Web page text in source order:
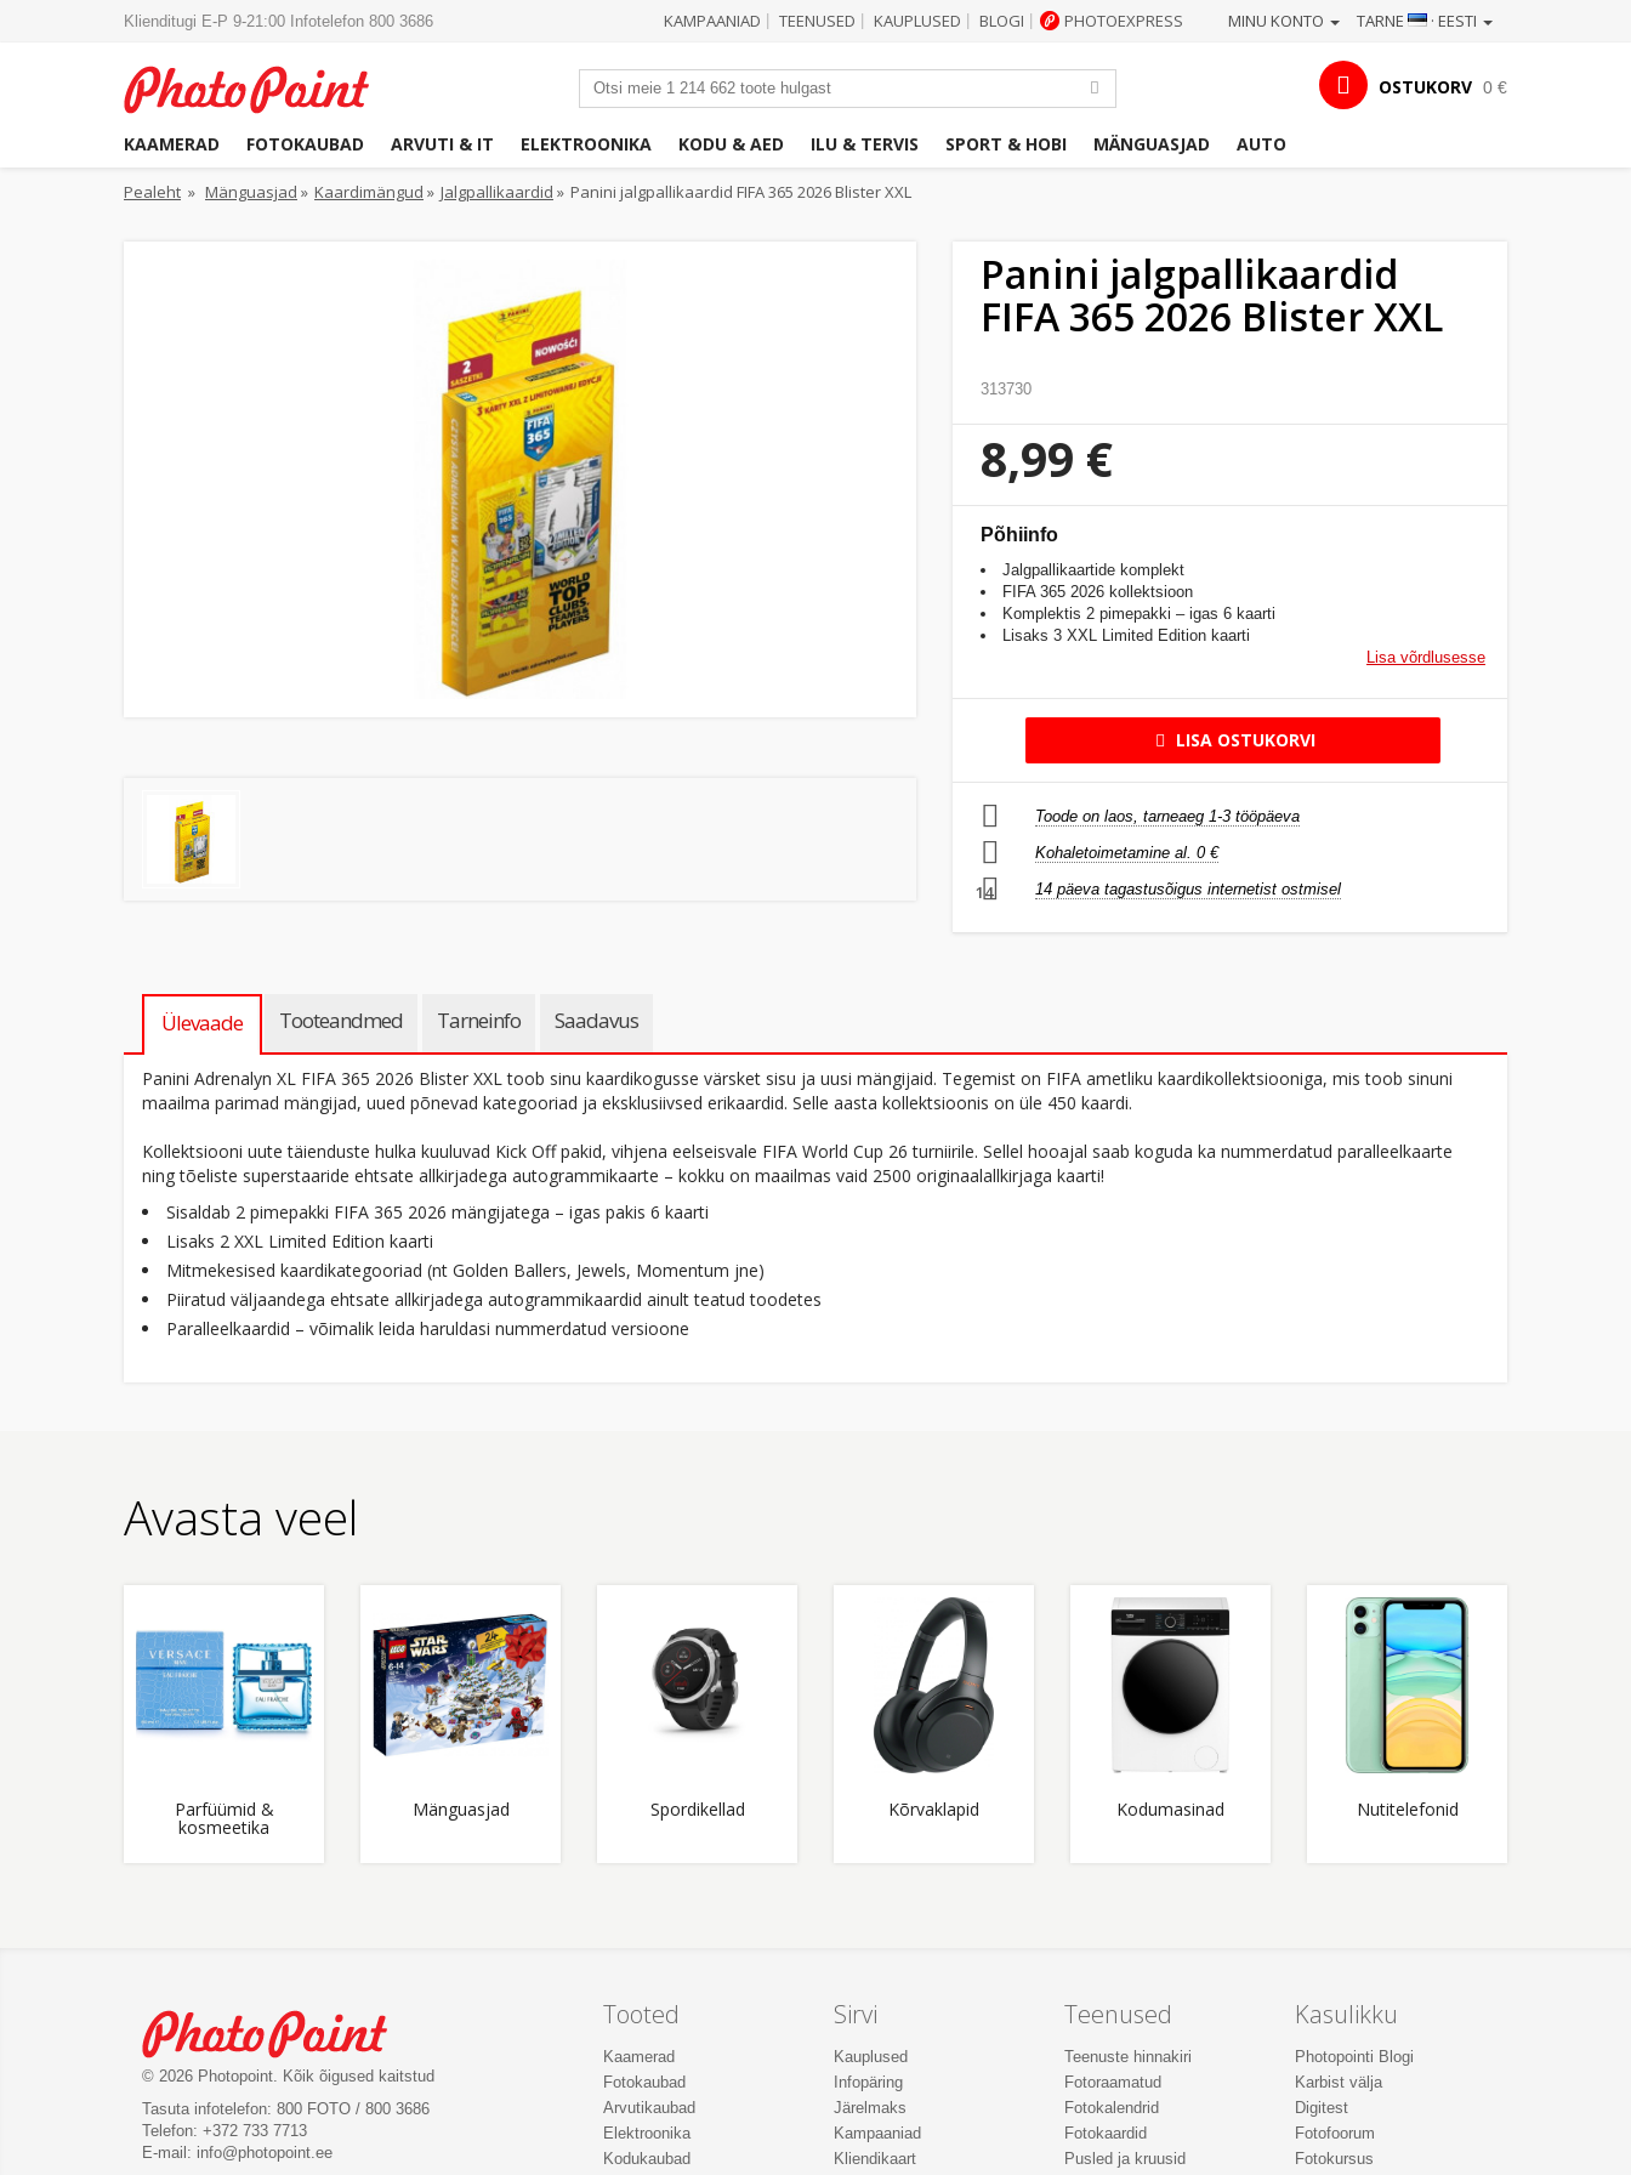
Klienditugi E-P 9-21:00 Infotelefon 800 3686 TARNE · EESTI
MINU KONTO
KAMPAANIAD TEENUSED KAUPLUSED BLOGI PHOTOEXPRESS
OSTUKORV 0 €
KAAMERAD FOTOKAUBAD ARVUTI & IT ELEKTROONIKA KODU & AED ILU & TERVIS SPORT & HOBI MÄNGUASJAD AUTO
Pealeht » Mänguasjad » Kaardimängud » Jalgpallikaardid » Panini jalgpallikaardid FIFA 365 2026 Blister XXL
Panini jalgpallikaardid
FIFA 365 2026 Blister XXL
313730
8,99 €
Põhiinfo
Jalgpallikaartide komplekt
FIFA 365 2026 kollektsioon
Komplektis 2 pimepakki – igas 6 kaarti
Lisaks 3 XXL Limited Edition kaarti
Lisa võrdlusesse
LISA OSTUKORVI
Toode on laos, tarneaeg 1-3 tööpäeva
Kohaletoimetamine al. 0 €
14 14 päeva tagastusõigus internetist ostmisel
Ülevaade Tooteandmed Tarneinfo Saadavus
Panini Adrenalyn XL FIFA 365 2026 Blister XXL toob sinu kaardikogusse värsket sisu ja uusi mängijaid. Tegemist on FIFA ametliku kaardikollektsiooniga, mis toob sinuni
maailma parimad mängijad, uued põnevad kategooriad ja eksklusiivsed erikaardid. Selle aasta kollektsioonis on üle 450 kaardi.
Kollektsiooni uute täienduste hulka kuuluvad Kick Off pakid, vihjena eelseisvale FIFA World Cup 26 turniirile. Sellel hooajal saab koguda ka nummerdatud paralleelkaarte
ning tõeliste superstaaride ehtsate allkirjadega autogrammikaarte – kokku on maailmas vaid 2500 originaalallkirjaga kaarti!
Sisaldab 2 pimepakki FIFA 365 2026 mängijatega – igas pakis 6 kaarti
Lisaks 2 XXL Limited Edition kaarti
Mitmekesised kaardikategooriad (nt Golden Ballers, Jewels, Momentum jne)
Piiratud väljaandega ehtsate allkirjadega autogrammikaardid ainult teatud toodetes
Paralleelkaardid – võimalik leida haruldasi nummerdatud versioone
Avasta veel
Parfüümid &
kosmeetika
Mänguasjad Spordikellad Kõrvaklapid Kodumasinad Nutitelefonid
© 2026 Photopoint. Kõik õigused kaitstud
Tasuta infotelefon: 800 FOTO / 800 3686
Telefon: +372 733 7713
E-mail: info@photopoint.ee
Tooted
Kaamerad
Fotokaubad
Arvutikaubad
Elektroonika
Kodukaubad
Sirvi
Kauplused
Infopäring
Järelmaks
Kampaaniad
Kliendikaart
Teenused
Teenuste hinnakiri
Fotoraamatud
Fotokalendrid
Fotokaardid
Pusled ja kruusid
Kasulikku
Photopointi Blogi
Karbist välja
Digitest
Fotofoorum
Fotokursus